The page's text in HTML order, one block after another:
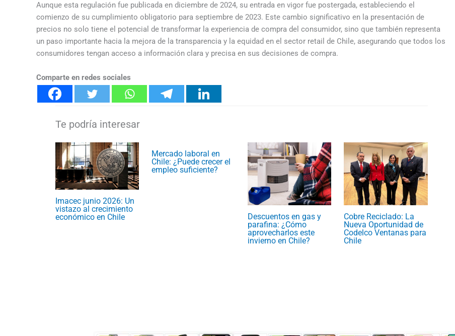
Aunque esta regulación fue publicada en diciembre de 2024, su entrada en vigor fue postergada, estableciendo el
comienzo de su cumplimiento obligatorio para septiembre de 2023. Este cambio significativo en la presentación de
precios no solo tiene el potencial de transformar la experiencia de compra del consumidor, sino que también representa
un paso importante hacia la mejora de la transparencia y la equidad en el sector retail de Chile, asegurando que todos los
consumidores tengan acceso a información clara y precisa en sus decisiones de compra.
Comparte en redes sociales
Imacec junio 2026: Un
vistazo al crecimiento
económico en Chile
Mercado laboral en
Chile: ¿Puede crecer el
empleo suficiente?
Descuentos en gas y
parafina: ¿Cómo
aprovecharlos este
invierno en Chile?
Cobre Reciclado: La
Nueva Oportunidad de
Codelco Ventanas para
Chile